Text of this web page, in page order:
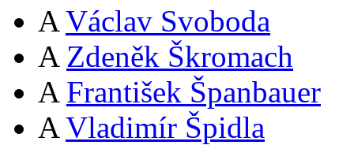
A Václav Svoboda
A Zdeněk Škromach
A František Španbauer
A Vladimír Špidla